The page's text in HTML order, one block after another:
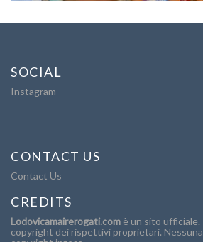
SOCIAL
Instagram
CONTACT US
Contact Us
CREDITS
Lodovicamairerogati.com è un sito
copyright dei rispettivi proprietari.